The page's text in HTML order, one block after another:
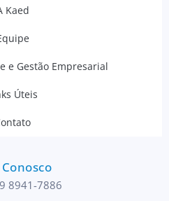
Kaed
e Gestão Empresarial
Úteis
8941-7886